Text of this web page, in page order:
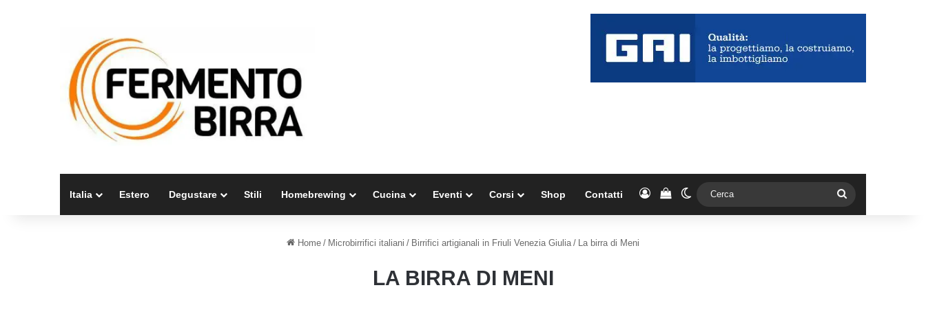
Italia Estero Degustare Stili Homebrewing Cucina Eventi Corsi Shop Contatti AccediVedi il carrello
Cambia aspetto
Home / Microbirrifici italiani / Birrifici artigianali in Friuli Venezia Giulia / La birra di Meni
LA BIRRA DI MENI